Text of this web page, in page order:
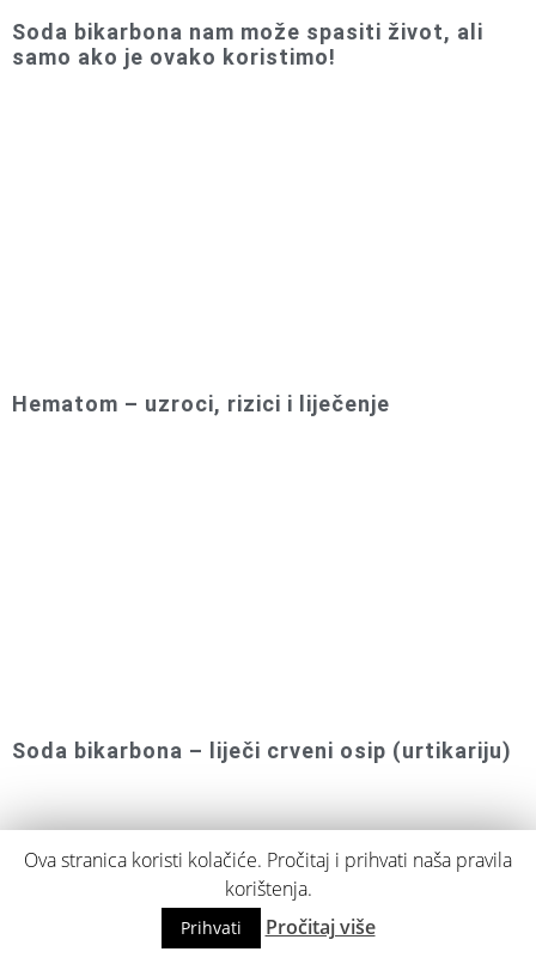
Soda bikarbona nam može spasiti život, ali
samo ako je ovako koristimo!
Hematom – uzroci, rizici i liječenje
Soda bikarbona – liječi crveni osip (urtikariju)
Ova stranica koristi kolačiće. Pročitaj i prihvati naša pravila
korištenja.
Prihvati Pročitaj više